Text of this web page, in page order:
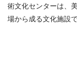
術文化センターは、
場から成る文化施設で